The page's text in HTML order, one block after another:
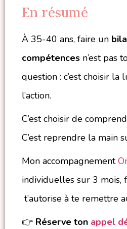
En résumé
À 35-40 ans, faire un
compétences n’est pas
question : c’est choisir la
l’action.
C’est choisir de
C’est reprendre la main
Mon accompagnement
individuelles sur 3 mois,
t’autorise à te remettre
👉 Réserve ton appel